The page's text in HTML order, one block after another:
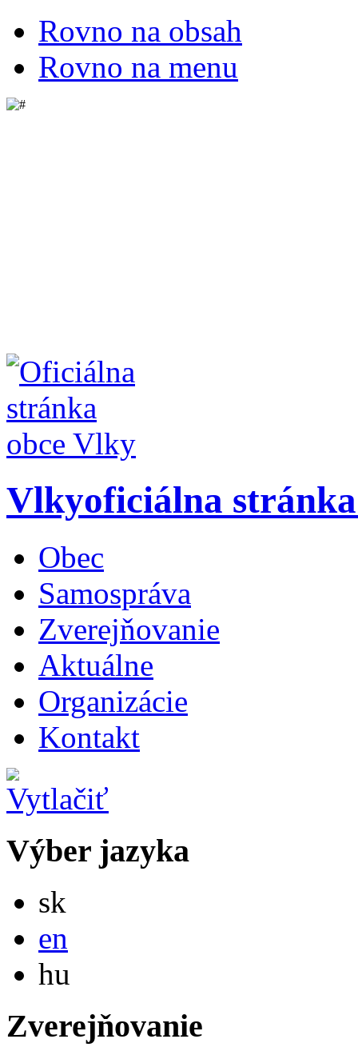
Rovno na obsah
Rovno na menu
Vlkyoficiálna
Obec
Samospráva
Zverejňovanie
Aktuálne
Organizácie
Kontakt
Výber jazyka
sk
en
hu
Zverejňovanie